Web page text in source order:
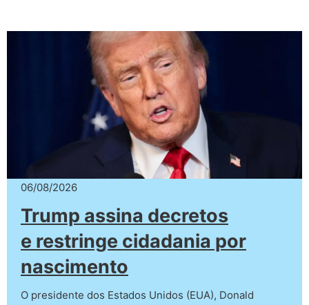
06/08/2026
Trump assina decretos
e restringe cidadania por
nascimento
O presidente dos Estados Unidos (EUA), Donald